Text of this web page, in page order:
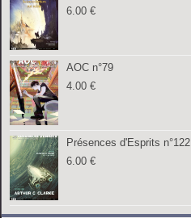
6.00€
AOC n°79
4.00€
Présences d'Esprits n°122
6.00€